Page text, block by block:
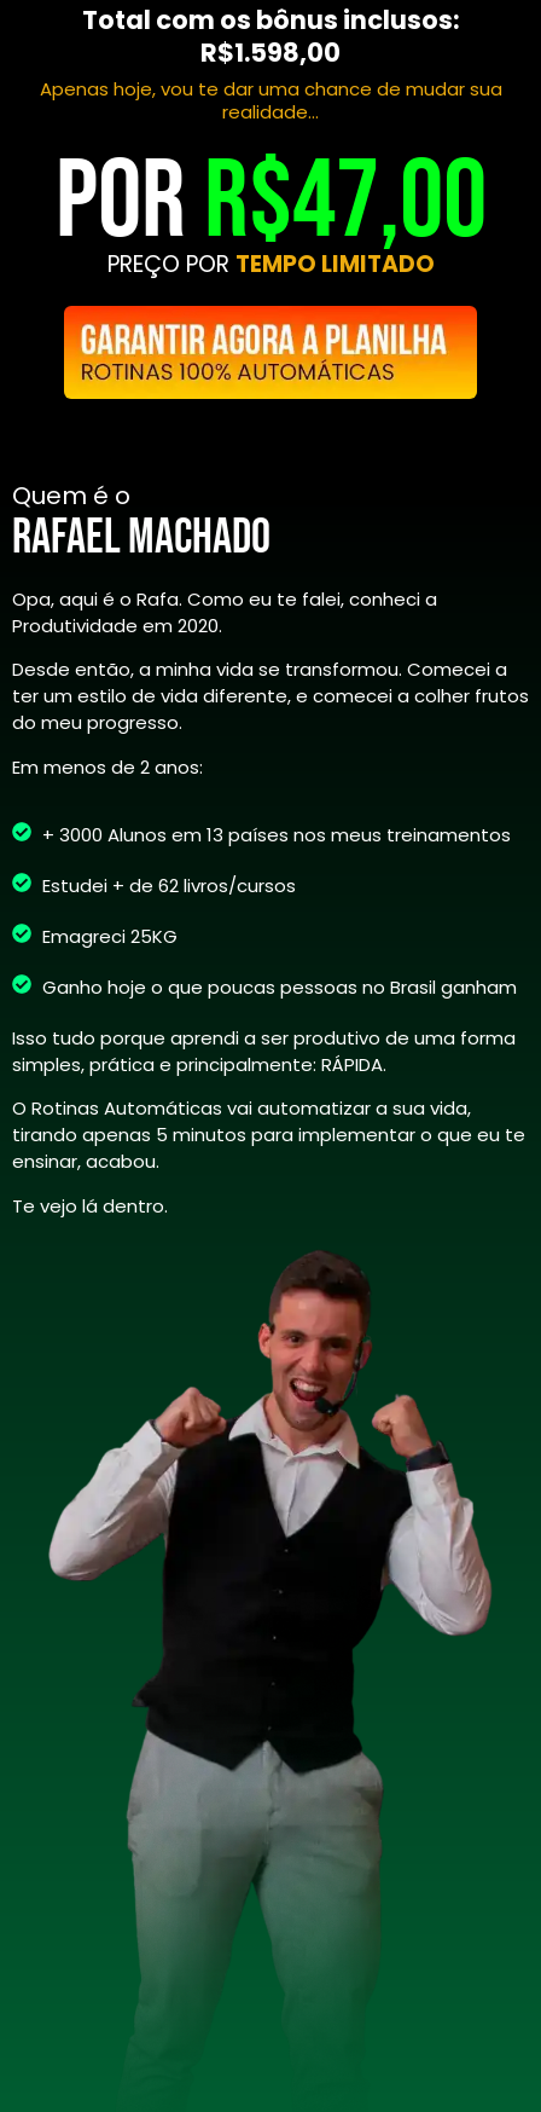
Total com os bônus inclusos:
R$1.598,00
Apenas hoje, vou te dar uma chance de mudar sua
realidade...
porR$47,00
PREÇO POR TEMPO LIMITADO
Quem é o
Rafael Machado
Opa, aqui é o Rafa. Como eu te falei, conheci a
Produtividade em 2020.
Desde então, a minha vida se transformou. Comecei a
ter um estilo de vida diferente, e comecei a colher frutos
do meu progresso.
Em menos de 2 anos:
+ 3000 Alunos em 13 países nos meus treinamentos
Estudei + de 62 livros/cursos
Emagreci 25KG
Ganho hoje o que poucas pessoas no Brasil ganham
Isso tudo porque aprendi a ser produtivo de uma forma
simples, prática e principalmente: RÁPIDA.
O Rotinas Automáticas vai automatizar a sua vida,
tirando apenas 5 minutos para implementar o que eu te
ensinar, acabou.
Te vejo lá dentro.